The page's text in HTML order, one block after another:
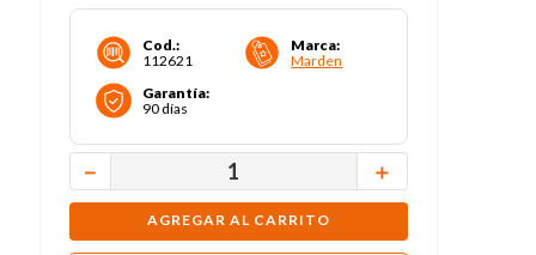
Cod.:
112621
Marca:
Marden
Garantía:
90 días
＋
－
AGREGAR AL CARRITO